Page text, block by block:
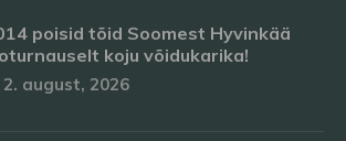
poisid tõid Soomest Hyvinkää
koju võidukarika!
2. august, 2026